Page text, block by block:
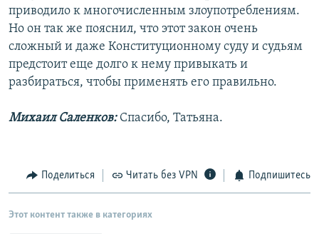
приводило к многочисленным злоупотреблениям.
Но он так же пояснил, что этот закон очень
сложный и даже Конституционному суду и судьям
предстоит еще долго к нему привыкать и
разбираться, чтобы применять его правильно.
Михаил Саленков:Спасибо, Татьяна.
Поделиться Читать без VPN Подпишитесь
Этот контент также в категориях